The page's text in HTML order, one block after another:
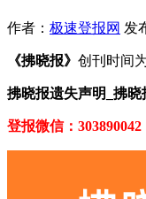
作者： 极速登报网 发
《拂晓报》 创刊时间
拂晓报遗失声明_拂晓
登报微信：303890042